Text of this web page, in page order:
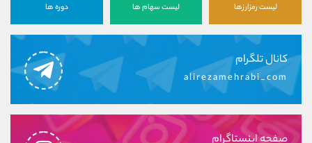
لیست رمزارزها لیست سهام ها دوره ها
کانال تلگرام
alirezamehrabi_com